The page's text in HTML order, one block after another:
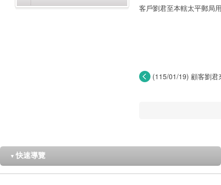
客戶劉君至本轄太平郵局
(115/01/19) 顧客劉
▼ 快速導覽